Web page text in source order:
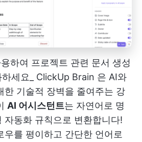
하여 프로젝트 관련 문서 생성
세요_ ClickUp Brain 은 AI와
한 기술적 장벽을 줄여주는 강
AI 어시스턴트는 자연어로 명
자동화 규칙으로 변환합니다!
우를 평이하고 간단한 언어로